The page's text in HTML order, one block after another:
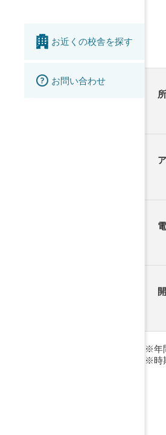
お近くの校舎を探す
お問い合わせ
年
時